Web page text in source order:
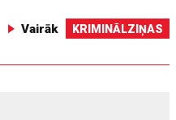
Vairāk KRIMINĀLZIŅAS